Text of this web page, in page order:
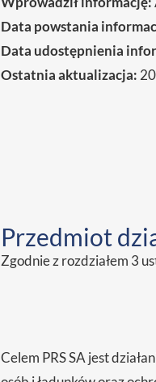
Data powstania
Data udostępnienia
Ostatnia aktualizacja:
Przedmiot
Zgodnie z rozdziałem 3
Celem PRS SA jest